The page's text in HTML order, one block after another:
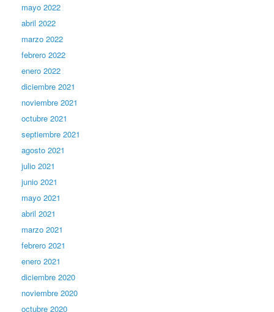
mayo 2022
abril 2022
marzo 2022
febrero 2022
enero 2022
diciembre 2021
noviembre 2021
octubre 2021
septiembre 2021
agosto 2021
julio 2021
junio 2021
mayo 2021
abril 2021
marzo 2021
febrero 2021
enero 2021
diciembre 2020
noviembre 2020
octubre 2020